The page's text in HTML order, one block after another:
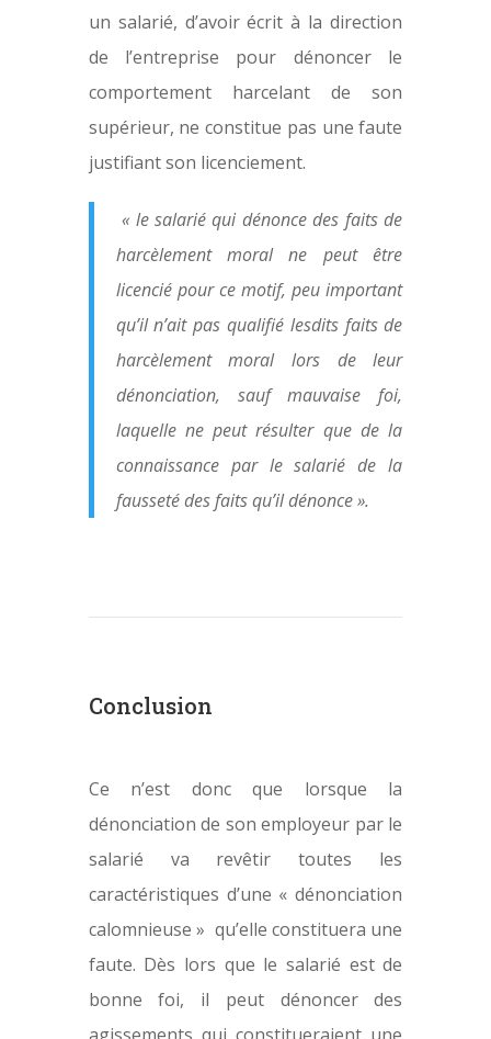
un salarié, d’avoir écrit à la direction
de l’entreprise pour dénoncer le
comportement harcelant de son
supérieur, ne constitue pas une faute
justifiant son licenciement.
« le salarié qui dénonce des faits de
harcèlement moral ne peut être
licencié pour ce motif, peu important
qu’il n’ait pas qualifié lesdits faits de
harcèlement moral lors de leur
dénonciation, sauf mauvaise foi,
laquelle ne peut résulter que de la
connaissance par le salarié de la
fausseté des faits qu’il dénonce ».
Conclusion
Ce n’est donc que lorsque la
dénonciation de son employeur par le
salarié va revêtir toutes les
caractéristiques d’une « dénonciation
calomnieuse » qu’elle constituera une
faute. Dès lors que le salarié est de
bonne foi, il peut dénoncer des